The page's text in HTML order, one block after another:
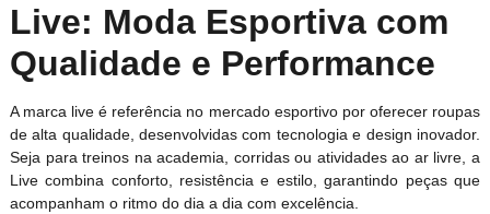
Live: Moda Esportiva com
Qualidade e Performance
A marca live é referência no mercado esportivo por oferecer roupas
de alta qualidade, desenvolvidas com tecnologia e design inovador.
Seja para treinos na academia, corridas ou atividades ao ar livre, a
Live combina conforto, resistência e estilo, garantindo peças que
acompanham o ritmo do dia a dia com excelência.